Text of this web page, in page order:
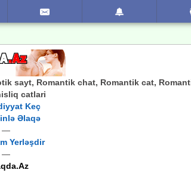
sayt, Romantik chat, Romantik cat,
catlari
Keç
Əlaqə
—
Yerləşdir
—